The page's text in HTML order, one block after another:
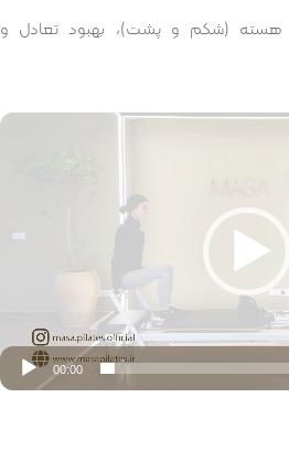
هسته (شکم و پشت)، بهبود تعادل و
00:00